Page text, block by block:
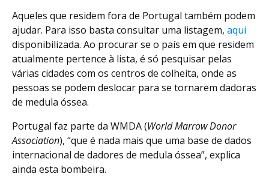
Aqueles que residem fora de Portugal também podem
ajudar. Para isso basta consultar uma listagem, aqui
disponibilizada. Ao procurar se o país em que residem
atualmente pertence à lista, é só pesquisar pelas
várias cidades com os centros de colheita, onde as
pessoas se podem deslocar para se tornarem dadoras
de medula óssea.
Portugal faz parte da WMDA (World Marrow Donor
Association), “que é nada mais que uma base de dados
internacional de dadores de medula óssea”, explica
ainda esta bombeira.